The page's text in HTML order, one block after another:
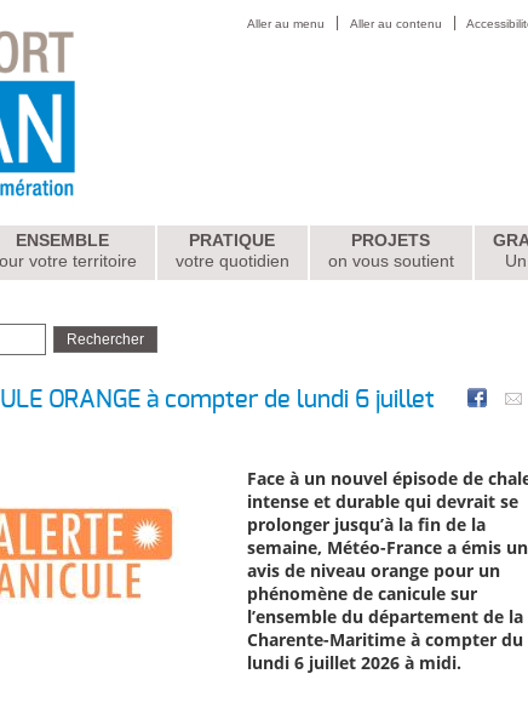
Aller au menu Aller au contenu
ENSEMBLE
votre territoire
PRATIQUE
votre quotidien
PROJETS
on vous soutient
ORANGE à compter de lundi 6 juillet
Face à un nouvel épisode de
intense et durable qui devrait se
prolonger jusqu’à la fin de la
semaine, Météo-France a émis un
avis de niveau orange pour un
phénomène de canicule sur
l’ensemble du département de la
Charente-Maritime à compter du
lundi 6 juillet 2026 à midi.